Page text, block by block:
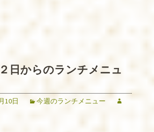
日からのランチメニュ
10日
今週のランチメニュー